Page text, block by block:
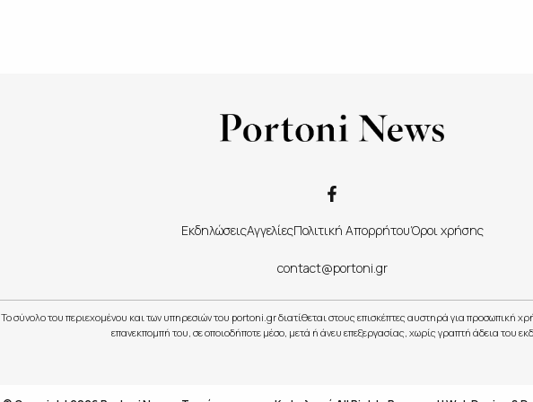
ΕκδηλώσειςΑγγελίεςΠολιτική ΑπορρήτουΌροι χρήσης
contact@portoni.gr
Το σύνολο του περιεχομένου και των υπηρεσιών του portoni.gr διατίθεται στους επισκέπτες αυστηρά για προσωπική
επανεκπομπή του, σε οποιοδήποτε μέσο, μετά ή άνευ επεξεργασίας, χωρίς γραπτή άδεια του